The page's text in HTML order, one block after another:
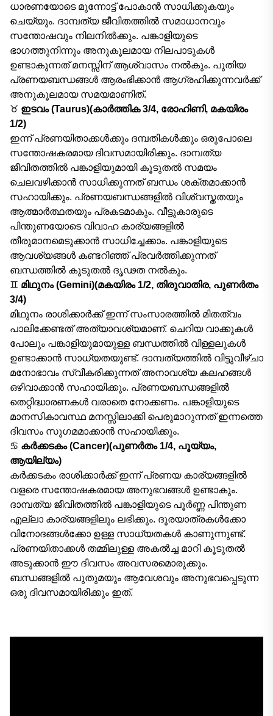
ധാരണയോടെ മുന്നോട്ട് പോകാൻ സാധിക്കുകയും
ചെയ്യും. ദാമ്പത്യ ജീവിതത്തിൽ സമാധാനവും
സന്തോഷവും നിലനിൽക്കും. പങ്കാളിയുടെ
ഭാഗത്തുനിന്നും അനുകൂലമായ നിലപാടുകൾ
ഉണ്ടാകുന്നത് മനസ്സിന് ആശ്വാസം നൽകും. പുതിയ
പ്രണയബന്ധങ്ങൾ ആരംഭിക്കാൻ ആഗ്രഹിക്കുന്നവർക്ക്
അനുകൂലമായ സമയമാണിത്.
♉ ഇടവം (Taurus)(കാർത്തിക 3/4, രോഹിണി, മകയിരം
1/2)
ഇന്ന് പ്രണയിതാക്കൾക്കും ദമ്പതികൾക്കും ഒരുപോലെ
സന്തോഷകരമായ ദിവസമായിരിക്കും. ദാമ്പത്യ
ജീവിതത്തിൽ പങ്കാളിയുമായി കൂടുതൽ സമയം
ചെലവഴിക്കാൻ സാധിക്കുന്നത് ബന്ധം ശക്തമാക്കാൻ
സഹായിക്കും. പ്രണയബന്ധങ്ങളിൽ വിശ്വസ്തതയും
ആത്മാർത്ഥതയും പ്രകടമാകും. വീട്ടുകാരുടെ
പിന്തുണയോടെ വിവാഹ കാര്യങ്ങളിൽ
തീരുമാനമെടുക്കാൻ സാധിച്ചേക്കാം. പങ്കാളിയുടെ
ആവശ്യങ്ങൾ കണ്ടറിഞ്ഞ് പ്രവർത്തിക്കുന്നത്
ബന്ധത്തിൽ കൂടുതൽ ദൃഢത നൽകും.
♊ മിഥുനം (Gemini)(മകയിരം 1/2, തിരുവാതിര, പുണർതം
3/4)
മിഥുനം രാശിക്കാർക്ക് ഇന്ന് സംസാരത്തിൽ മിതത്വം
പാലിക്കേണ്ടത് അത്യാവശ്യമാണ്. ചെറിയ വാക്കുകൾ
പോലും പങ്കാളിയുമായുള്ള ബന്ധത്തിൽ വിള്ളലുകൾ
ഉണ്ടാക്കാൻ സാധ്യതയുണ്ട്. ദാമ്പത്യത്തിൽ വിട്ടുവീഴ്ചാ
മനോഭാവം സ്വീകരിക്കുന്നത് അനാവശ്യ കലഹങ്ങൾ
ഒഴിവാക്കാൻ സഹായിക്കും. പ്രണയബന്ധങ്ങളിൽ
തെറ്റിദ്ധാരണകൾ വരാതെ നോക്കണം. പങ്കാളിയുടെ
മാനസികാവസ്ഥ മനസ്സിലാക്കി പെരുമാറുന്നത് ഇന്നത്തെ
ദിവസം സുഗമമാക്കാൻ സഹായിക്കും.
♋ കർക്കടകം (Cancer)(പുണർതം 1/4, പൂയ്യം,
ആയില്യം)
കർക്കടകം രാശിക്കാർക്ക് ഇന്ന് പ്രണയ കാര്യങ്ങളിൽ
വളരെ സന്തോഷകരമായ അനുഭവങ്ങൾ ഉണ്ടാകും.
ദാമ്പത്യ ജീവിതത്തിൽ പങ്കാളിയുടെ പൂർണ്ണ പിന്തുണ
എല്ലാ കാര്യങ്ങളിലും ലഭിക്കും. ദൂരയാത്രകൾക്കോ
വിനോദങ്ങൾക്കോ ഉള്ള സാധ്യതകൾ കാണുന്നുണ്ട്.
പ്രണയിതാക്കൾ തമ്മിലുള്ള അകൽച്ച മാറി കൂടുതൽ
അടുക്കാൻ ഈ ദിവസം അവസരമൊരുക്കും.
ബന്ധങ്ങളിൽ പുതുമയും ആവേശവും അനുഭവപ്പെടുന്ന
ഒരു ദിവസമായിരിക്കും ഇത്.